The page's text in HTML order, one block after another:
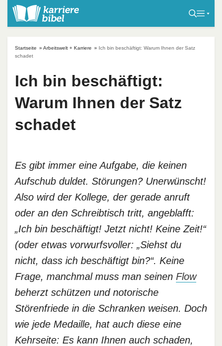
Startseite » Arbeitswelt + Karriere » Ich bin beschäftigt: Warum Ihnen der Satz
schadet
Ich bin beschäftigt:
Warum Ihnen der Satz
schadet
Es gibt immer eine Aufgabe, die keinen
Aufschub duldet. Störungen? Unerwünscht!
Also wird der Kollege, der gerade anruft
oder an den Schreibtisch tritt, angeblafft:
„Ich bin beschäftigt! Jetzt nicht! Keine Zeit!“
(oder etwas vorwurfsvoller: „Siehst du
nicht, dass ich beschäftigt bin?“. Keine
Frage, manchmal muss man seinen Flow
beherzt schützen und notorische
Störenfriede in die Schranken weisen. Doch
wie jede Medaille, hat auch diese eine
Kehrseite: Es kann Ihnen auch schaden,